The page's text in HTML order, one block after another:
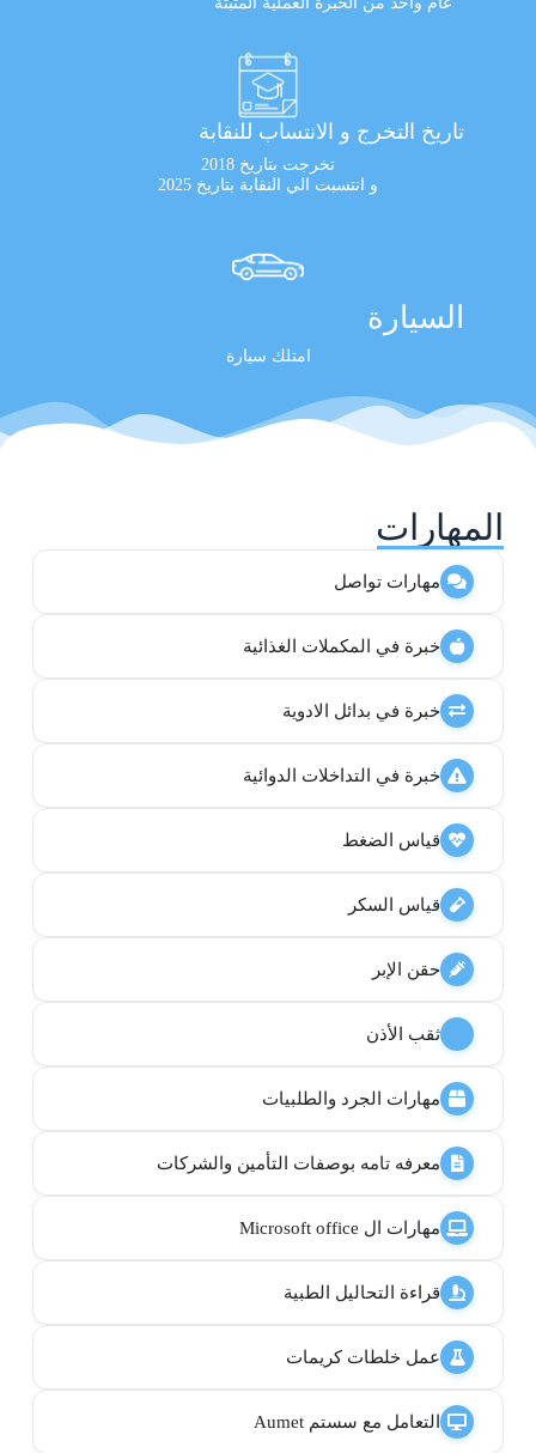
تاريخ التخرج و الانتساب للنقابة
تخرجت بتاريخ 2018
و انتسبت الي النقابة بتاريخ 2025
السيارة
امتلك سيارة
المهارات
مهارات تواصل
خبرة في المكملات الغذائية
خبرة في بدائل الادوية
خبرة في التداخلات الدوائية
قياس الضغط
قياس السكر
حقن الإبر
ثقب الأذن
مهارات الجرد والطلبيات
معرفه تامه بوصفات التأمين والشركات
مهارات ال Microsoft office
قراءة التحاليل الطبية
عمل خلطات كريمات
التعامل مع سستم Aumet